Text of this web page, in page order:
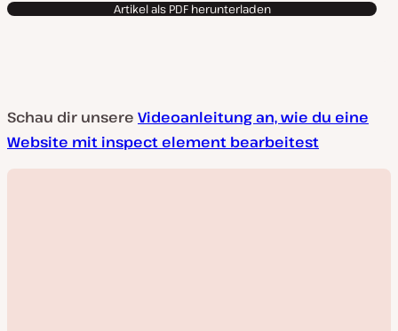
Artikel als PDF herunterladen
Schau dir unsere Videoanleitung an, wie du eine
Website mit inspect element bearbeitest